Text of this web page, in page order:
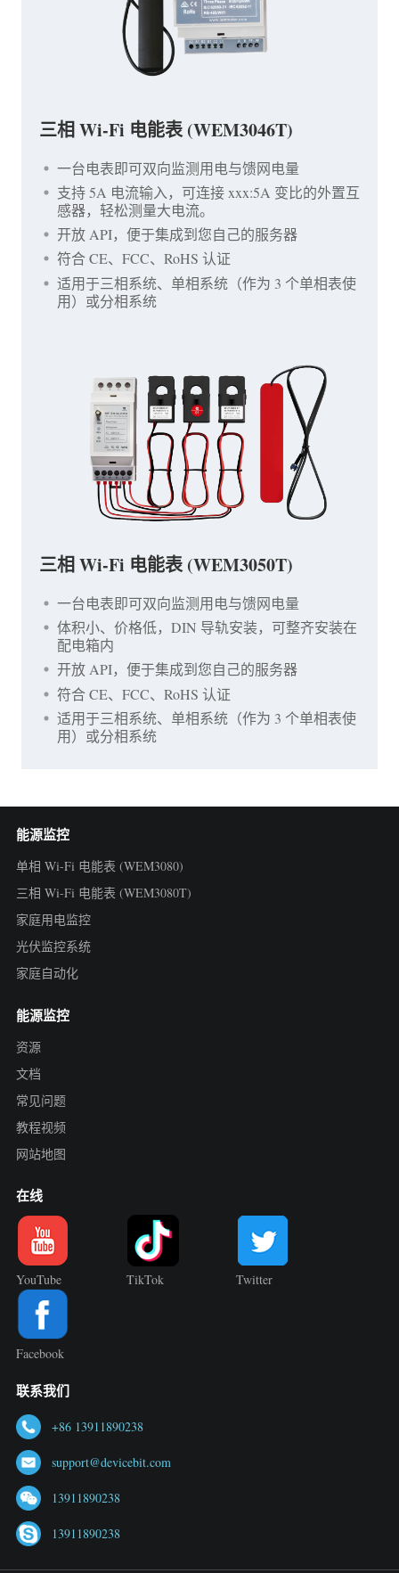
三相 Wi-Fi 电能表 (WEM3046T)
一台电表即可双向监测用电与馈网电量
支持 5A 电流输入，可连接 xxx:5A 变比的外置互
感器，轻松测量大电流。
开放 API，便于集成到您自己的服务器
符合 CE、FCC、RoHS 认证
适用于三相系统、单相系统（作为 3 个单相表使
用）或分相系统
三相 Wi-Fi 电能表 (WEM3050T)
一台电表即可双向监测用电与馈网电量
体积小、价格低，DIN 导轨安装，可整齐安装在
配电箱内
开放 API，便于集成到您自己的服务器
符合 CE、FCC、RoHS 认证
适用于三相系统、单相系统（作为 3 个单相表使
用）或分相系统
能源监控
单相 Wi-Fi 电能表 (WEM3080)
三相 Wi-Fi 电能表 (WEM3080T)
家庭用电监控
光伏监控系统
家庭自动化
能源监控
资源
文档
常见问题
教程视频
网站地图
在线
YouTube TikTok Twitter
Facebook
联系我们
+86 13911890238
support@devicebit.com
13911890238
13911890238